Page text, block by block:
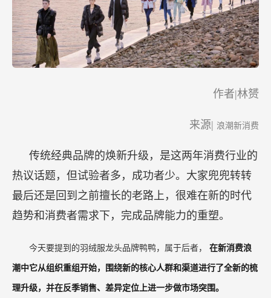
作者|林赟
来源| 浪潮新消费
传统经典品牌的焕新升级，是这两年消费行业的
热议话题，但试验者多，成功者少。大家兜兜转转
最后还是回到之前擅长的老路上，很难在新的时代
趋势和消费者需求下，完成品牌能力的重塑。
今天要提到的羽绒服龙头品牌鸭鸭，属于后者， 在新消费浪
潮中它从组织重组开始，围绕新的核心人群和渠道进行了全新的梳
理升级，并在反季销售、差异定位上进一步做市场突围。